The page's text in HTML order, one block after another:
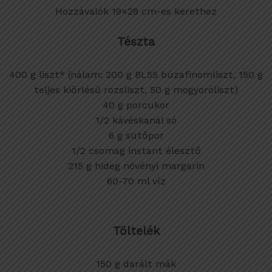
Hozzávalók 19×28 cm-es kerethez
Tészta
400 g liszt* (nálam: 200 g BL55 búzafinomliszt, 150 g
teljes kiőrlésű rozsliszt, 50 g mogyoróliszt)
40 g porcukor
1/2 kávéskanál só
6 g sütőpor
1/2 csomag instant élesztő
215 g hideg növényi margarin
60-70 ml víz
Töltelék
150 g darált mák